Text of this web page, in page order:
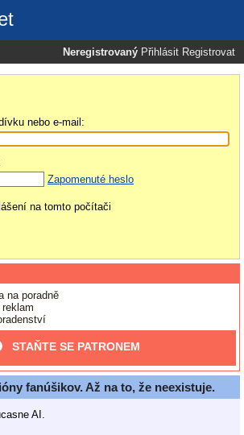
Neregistrovaný Přihlásit Registrovat
nebo e-mail:
Zapomenuté heslo
na tomto počítači
na poradně
STAŇTE SE PATRONEM
fanúšikov. Až na to, že neexistuje.
AI.